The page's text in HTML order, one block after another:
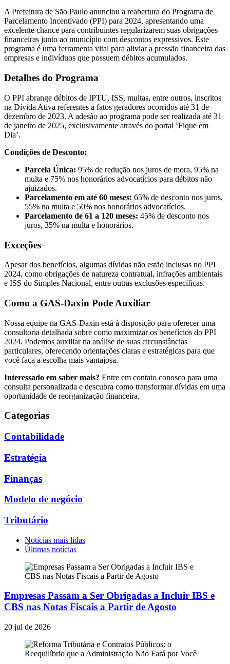
A Prefeitura de São Paulo anunciou a reabertura do Programa de
Parcelamento Incentivado (PPI) para 2024, apresentando uma
excelente chance para contribuintes regularizarem suas obrigações
financeiras junto ao município com descontos expressivos. Este
programa é uma ferramenta vital para aliviar a pressão financeira das
empresas e indivíduos que possuem débitos acumulados.
Detalhes do Programa
O PPI abrange débitos de IPTU, ISS, multas, entre outros, inscritos
na Dívida Ativa referentes a fatos geradores ocorridos até 31 de
dezembro de 2023. A adesão ao programa pode ser realizada até 31
de janeiro de 2025, exclusivamente através do portal ‘Fique em
Dia’.
Condições de Desconto:
Parcela Única: 95% de redução nos juros de mora, 95% na
multa e 75% nos honorários advocatícios para débitos não
ajuizados.
Parcelamento em até 60 meses: 65% de desconto nos juros,
55% na multa e 50% nos honorários advocatícios.
Parcelamento de 61 a 120 meses: 45% de desconto nos
juros, 35% na multa e honorários.
Exceções
Apesar dos benefícios, algumas dívidas não estão inclusas no PPI
2024, como obrigações de natureza contratual, infrações ambientais
e ISS do Simples Nacional, entre outras exclusões específicas.
Como a GAS-Daxin Pode Auxiliar
Nossa equipe na GAS-Daxin está à disposição para oferecer uma
consultoria detalhada sobre como maximizar os benefícios do PPI
2024. Podemos auxiliar na análise de suas circunstâncias
particulares, oferecendo orientações claras e estratégicas para que
você faça a escolha mais vantajosa.
Interessado em saber mais? Entre em contato conosco para uma
consulta personalizada e descubra como transformar dívidas em uma
oportunidade de reorganização financeira.
Categorias
Contabilidade
Estratégia
Finanças
Modelo de negócio
Tributário
Notícias mais lidas
Últimas notícias
Empresas Passam a Ser Obrigadas a Incluir IBS e
CBS nas Notas Fiscais a Partir de Agosto
20 jul de 2026